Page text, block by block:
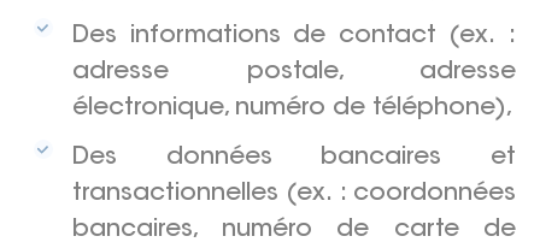
Des informations de contact (ex. :
adresse postale, adresse
électronique, numéro de téléphone),
Des données bancaires et
transactionnelles (ex. : coordonnées
bancaires, numéro de carte de